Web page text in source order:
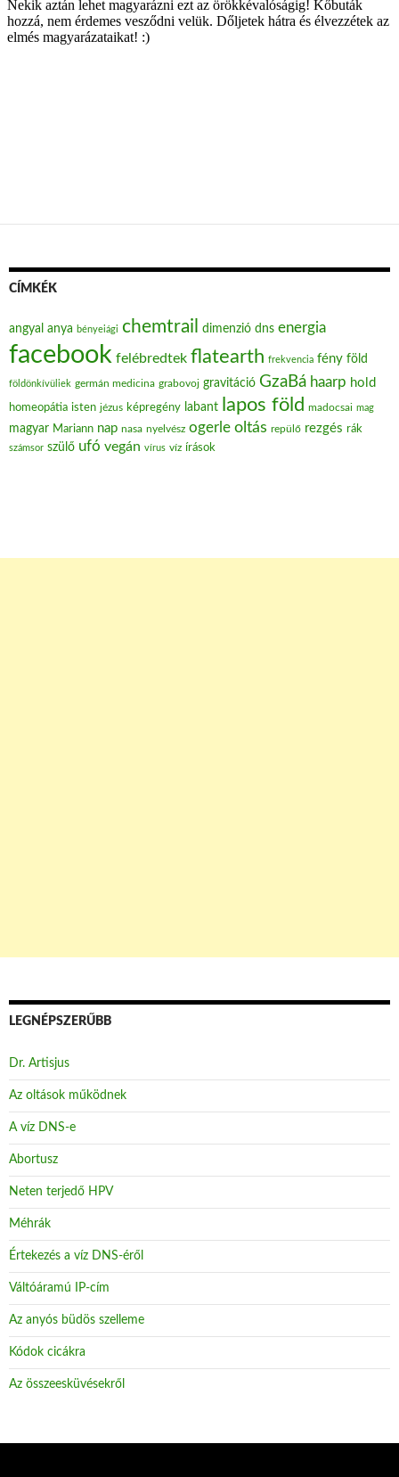
CÍMKÉK
angyal anya bényeiági chemtrail dimenzió dns energia
facebook felébredtek flatearth frekvencia fény föld
földönkívüliek germán medicina grabovoj gravitáció GzaBá haarp hold
homeopátia isten jézus képregény labant lapos föld madocsai mag
magyar Mariann nap nasa nyelvész ogerle oltás repülő rezgés rák
számsor szülő ufó vegán vírus víz írások
LEGNÉPSZERŰBB
Dr. Artisjus
Az oltások működnek
A víz DNS-e
Abortusz
Neten terjedő HPV
Méhrák
Értekezés a víz DNS-éről
Váltóáramú IP-cím
Az anyós büdös szelleme
Kódok cicákra
Az összeesküvésekről